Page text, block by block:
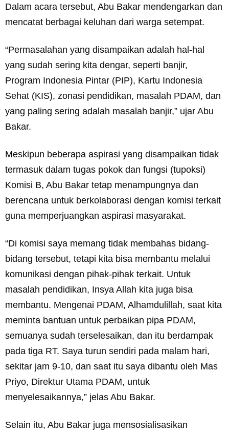
Dalam acara tersebut, Abu Bakar mendengarkan dan
mencatat berbagai keluhan dari warga setempat.
“Permasalahan yang disampaikan adalah hal-hal
yang sudah sering kita dengar, seperti banjir,
Program Indonesia Pintar (PIP), Kartu Indonesia
Sehat (KIS), zonasi pendidikan, masalah PDAM, dan
yang paling sering adalah masalah banjir,” ujar Abu
Bakar.
Meskipun beberapa aspirasi yang disampaikan tidak
termasuk dalam tugas pokok dan fungsi (tupoksi)
Komisi B, Abu Bakar tetap menampungnya dan
berencana untuk berkolaborasi dengan komisi terkait
guna memperjuangkan aspirasi masyarakat.
“Di komisi saya memang tidak membahas bidang-
bidang tersebut, tetapi kita bisa membantu melalui
komunikasi dengan pihak-pihak terkait. Untuk
masalah pendidikan, Insya Allah kita juga bisa
membantu. Mengenai PDAM, Alhamdulillah, saat kita
meminta bantuan untuk perbaikan pipa PDAM,
semuanya sudah terselesaikan, dan itu berdampak
pada tiga RT. Saya turun sendiri pada malam hari,
sekitar jam 9-10, dan saat itu saya dibantu oleh Mas
Priyo, Direktur Utama PDAM, untuk
menyelesaikannya,” jelas Abu Bakar.
Selain itu, Abu Bakar juga mensosialisasikan